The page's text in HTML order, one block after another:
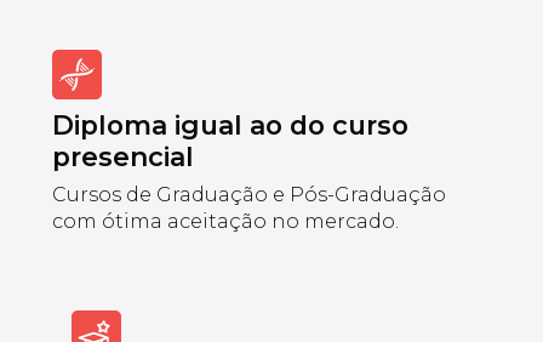
Diploma igual ao do curso
presencial
Cursos de Graduação e Pós-Graduação
com ótima aceitação no mercado.